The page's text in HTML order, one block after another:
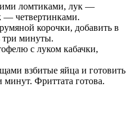
ломтиками, лук —
— четвертинками.
корочки, добавить в
три минуты.
с луком кабачки,
взбитые яйца и готовить
Фриттата готова.